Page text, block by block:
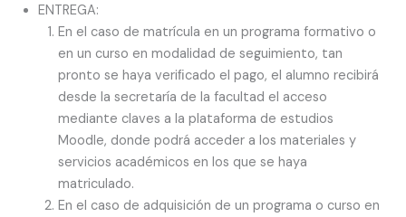
ENTREGA:
En el caso de matrícula en un programa formativo o
en un curso en modalidad de seguimiento, tan
pronto se haya veriﬁcado el pago, el alumno recibirá
desde la secretaría de la facultad el acceso
mediante claves a la plataforma de estudios
Moodle, donde podrá acceder a los materiales y
servicios académicos en los que se haya
matriculado.
En el caso de adquisición de un programa o curso en